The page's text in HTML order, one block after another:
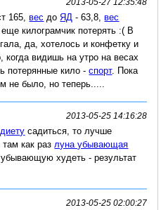
2013-05-27 12:35:48
165,вес до ЯД - 63,8,вес
килограмчик потерять :( В
да, хотелось и конфетку и
когда видишь на утро на весах
потерянные кило -спорт. Пока
не было, но теперь.....
2013-05-25 14:16:28
садиться, то лучше
как раз луна убывающая
худеть - результат
2013-05-25 02:00:27